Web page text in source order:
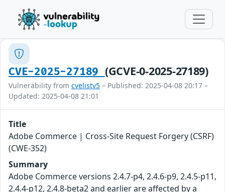
CVE-2025-27189 (GCVE-0-2025-27189)
Vulnerability from cvelistv5 – Published: 2025-04-08 20:17 –
Updated: 2025-04-08 21:01
Title
Adobe Commerce | Cross-Site Request Forgery (CSRF)
(CWE-352)
Summary
Adobe Commerce versions 2.4.7-p4, 2.4.6-p9, 2.4.5-p11,
2.4.4-p12, 2.4.8-beta2 and earlier are affected by a